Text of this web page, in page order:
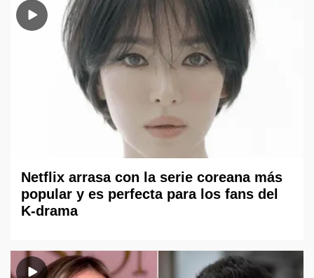
Netflix arrasa con la serie coreana más
popular y es perfecta para los fans del
K-drama